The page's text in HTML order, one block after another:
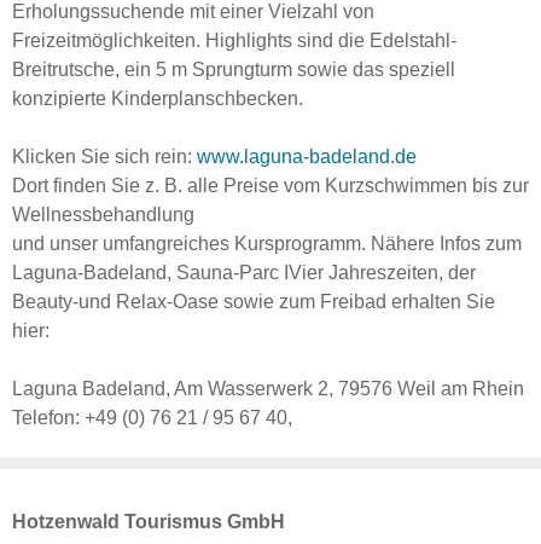
Erholungssuchende mit einer Vielzahl von
Freizeitmöglichkeiten. Highlights sind die Edelstahl-
Breitrutsche, ein 5 m Sprungturm sowie das speziell
konzipierte Kinderplanschbecken.
Klicken Sie sich rein: www.laguna-badeland.de
Dort finden Sie z. B. alle Preise vom Kurzschwimmen bis zur
Wellnessbehandlung
und unser umfangreiches Kursprogramm. Nähere Infos zum
Laguna-Badeland, Sauna-Parc IVier Jahreszeiten, der
Beauty-und Relax-Oase sowie zum Freibad erhalten Sie
hier:
Laguna Badeland, Am Wasserwerk 2, 79576 Weil am Rhein
Telefon: +49 (0) 76 21 / 95 67 40,
Hotzenwald Tourismus GmbH